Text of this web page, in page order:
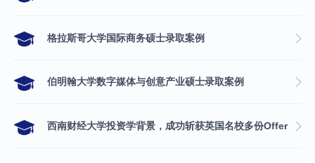
格拉斯哥大学国际商务硕士录取案例
伯明翰大学数字媒体与创意产业硕士录取案例
西南财经大学投资学背景，成功斩获英国名校多份Offer